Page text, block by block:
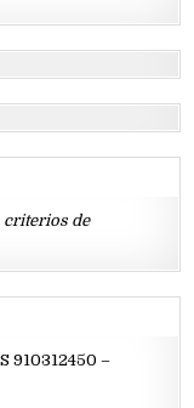
criterios de
910312450 –